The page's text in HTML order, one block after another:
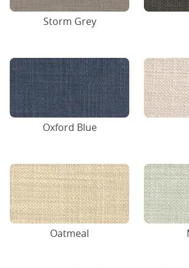
Storm Grey
Oxford Blue
Oatmeal